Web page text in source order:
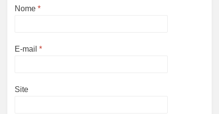
Nome *
E-mail *
Site